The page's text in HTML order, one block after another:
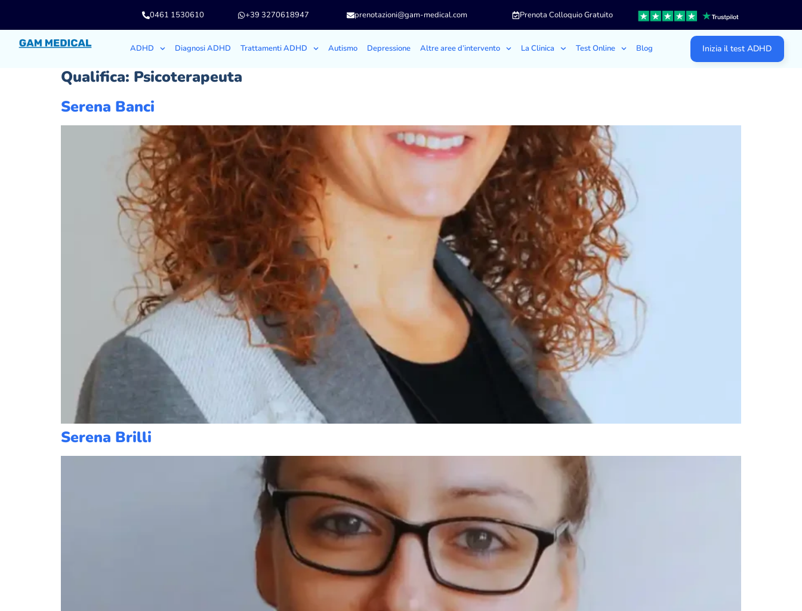
0461 1530610 +39 3270618947 prenotazioni@gam-medical.com Prenota Colloquio Gratuito
ADHD Diagnosi ADHD Trattamenti ADHD Autismo Depressione Altre aree d’intervento La Clinica Test Online Blog Inizia il test ADHD
Qualifica: Psicoterapeuta
Serena Banci
Serena Brilli